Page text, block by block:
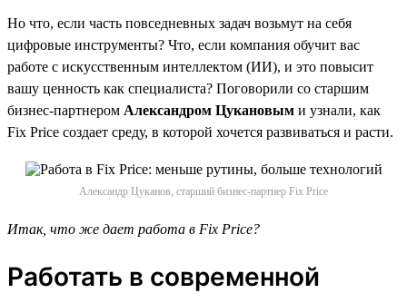
Но что, если часть повседневных задач возьмут на себя
цифровые инструменты? Что, если компания обучит вас
работе с искусственным интеллектом (ИИ), и это повысит
вашу ценность как специалиста? Поговорили со старшим
бизнес-партнером Александром Цукановым и узнали, как
Fix Price создает среду, в которой хочется развиваться и расти.
Александр Цуканов, старший бизнес-партнер Fix Price
Итак, что же дает работа в Fix Price?
Работать в современной